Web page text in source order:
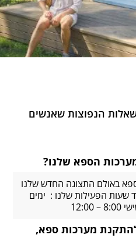
הנפוצות שאנשים
הספא שלנו?
באולם התצוגה החדש שלנו
המלאכה 4, אשדוד שעות הפעילות שלנו : ימים
מערכות ספא,